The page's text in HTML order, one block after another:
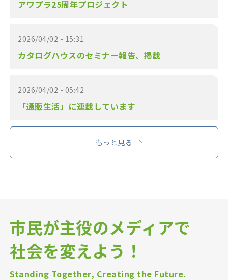
アワプラ25周年プロジェクト
2026/04/02 - 15:31
カタログハウスのセミナー報告、掲載
2026/04/02 - 05:42
「通販生活」に連載しています
もっと見る
市民が主役のメディアで
社会を変えよう！
Standing Together, Creating the Future.